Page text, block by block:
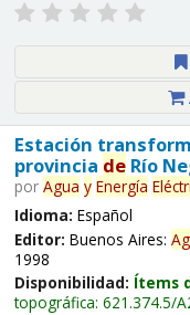
Estación
provincia deRío
por Agua y Energía
Idioma: Español
Editor: Buenos Aires:
1998
Disponibilidad: Ítems
topográfica: 621.374.5/